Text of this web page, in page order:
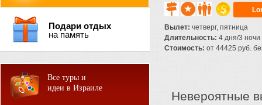
Подари отдых
на память
Все туры и
идеи в Израиле
Вылет: четверг, пятница
Длительность: 4 дня/3 ночи
Стоимость: от 44425 руб.
Невероятные